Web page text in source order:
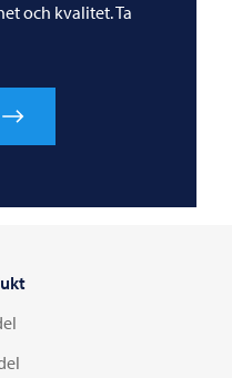
och kvalitet. Ta